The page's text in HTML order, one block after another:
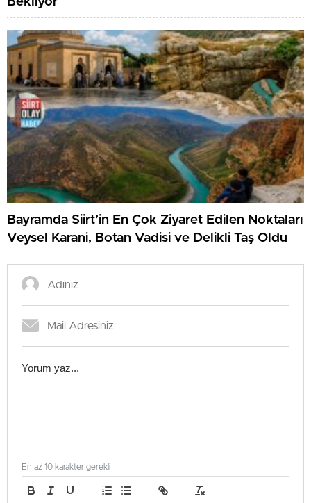
Bayramda Siirt’in En Çok Ziyaret Edilen Noktaları
Veysel Karani, Botan Vadisi ve Delikli Taş Oldu
En az 10 karakter gerekli